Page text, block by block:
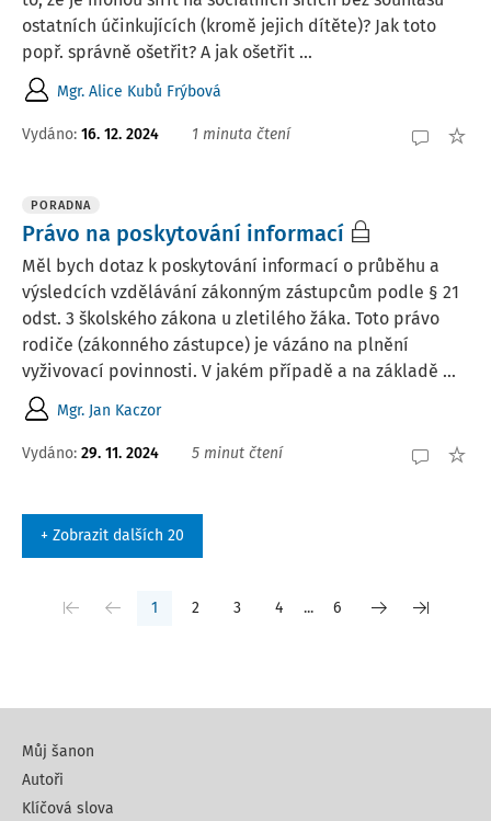
ostatních účinkujících (kromě jejich dítěte)? Jak toto
popř. správně ošetřit? A jak ošetřit ...
Mgr. Alice Kubů Frýbová
Vydáno: 16. 12. 2024 1 minuta čtení
PORADNA
Právo na poskytování informací
Měl bych dotaz k poskytování informací o průběhu a
výsledcích vzdělávání zákonným zástupcům podle § 21
odst. 3 školského zákona u zletilého žáka. Toto právo
rodiče (zákonného zástupce) je vázáno na plnění
vyživovací povinnosti. V jakém případě a na základě ...
Mgr. Jan Kaczor
Vydáno: 29. 11. 2024 5 minut čtení
+ Zobrazit dalších 20
1 2 3 4 ... 6
Můj šanon
Autoři
Klíčová slova